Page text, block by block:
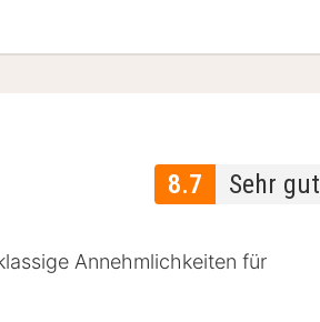
8.7 Sehr gut
Annehmlichkeiten für